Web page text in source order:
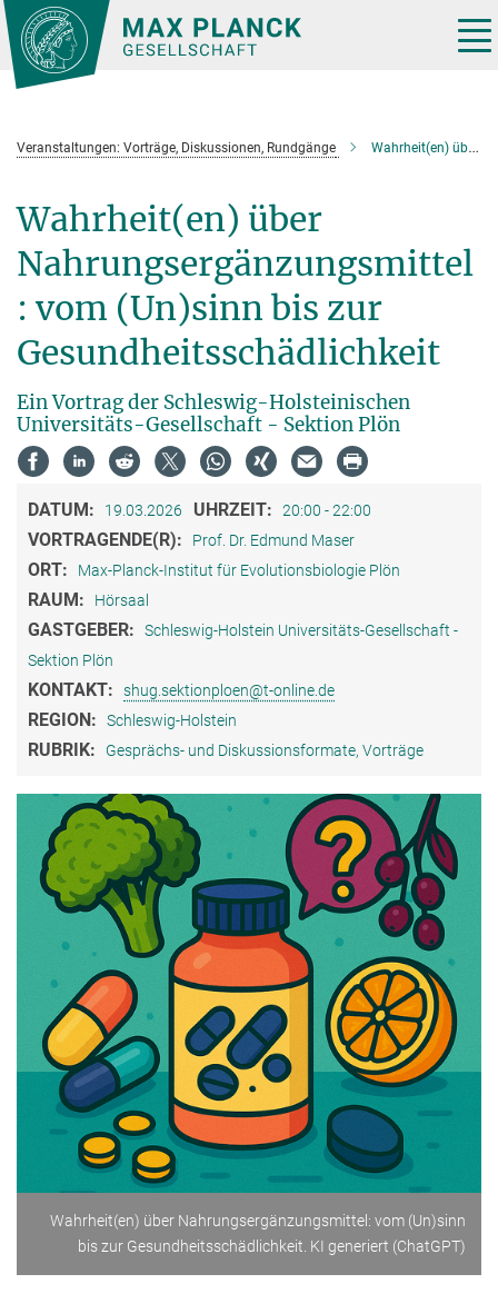
Hauptinhalt
Veranstaltungen: Vorträge, Diskussionen, Rundgänge Wahrheit(en) über Nahrungsergänzungsmittel: vom (Un)sinn bis zur Gesundheitsschädlichkeit
Wahrheit(en) über
Nahrungsergänzungsmittel
: vom (Un)sinn bis zur
Gesundheitsschädlichkeit
Ein Vortrag der Schleswig-Holsteinischen
Universitäts-Gesellschaft - Sektion Plön
DATUM: 19.03.2026 UHRZEIT: 20:00 - 22:00
VORTRAGENDE(R): Prof. Dr. Edmund Maser
ORT: Max-Planck-Institut für Evolutionsbiologie Plön
RAUM: Hörsaal
GASTGEBER:
Schleswig-Holstein Universitäts-Gesellschaft -
Sektion Plön
KONTAKT: shug.sektionploen@t-online.de
REGION: Schleswig-Holstein
RUBRIK: Gesprächs- und Diskussionsformate, Vorträge
Wahrheit(en) über Nahrungsergänzungsmittel: vom (Un)sinn
bis zur Gesundheitsschädlichkeit. KI generiert (ChatGPT)